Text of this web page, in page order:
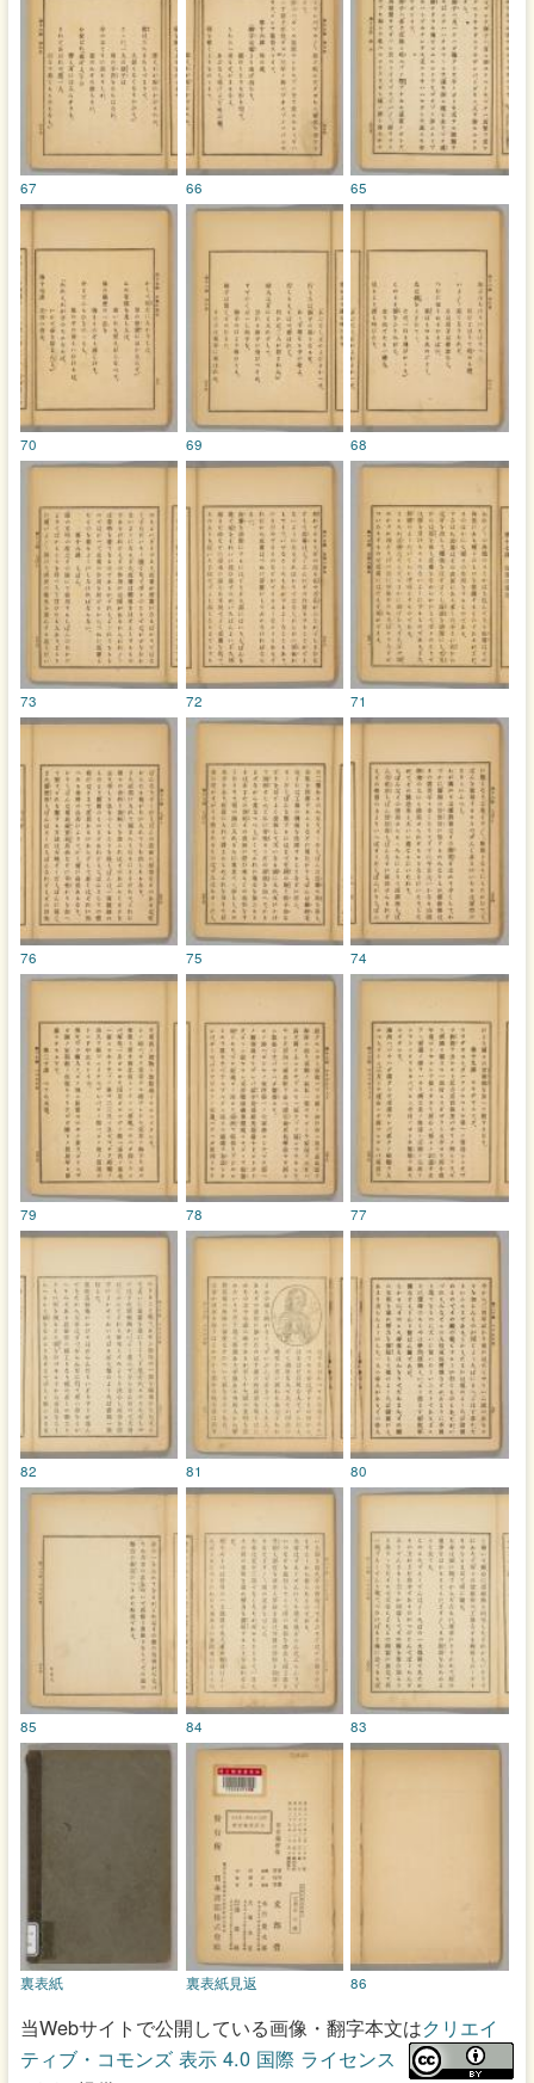
65
66
67
68
69
70
71
72
73
74
75
76
77
78
79
80
81
82
83
84
85
86
裏表紙見返
裏表紙
当Webサイトで公開している画像・翻字本文はクリエイ
ティブ・コモンズ 表示 4.0 国際 ライセンス